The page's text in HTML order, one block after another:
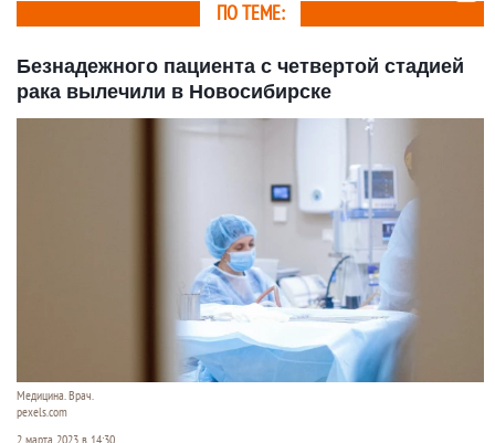
ПО ТЕМЕ:
Безнадежного пациента с четвертой стадией
рака вылечили в Новосибирске
Медицина. Врач.
pexels.com